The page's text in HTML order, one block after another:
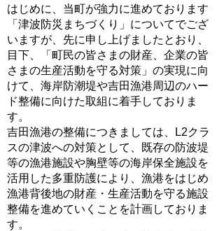
はじめに、当町が強力に進めております
「津波防災まちづくり」についてでござ
いますが、先に申し上げましたとおり、
目下、「町民の皆さまの財産、企業の皆
さまの生産活動を守る対策」の実現に向
けて、海岸防潮堤や吉田漁港周辺のハー
ド整備に向けた取組に着手しておりま
す。
吉田漁港の整備につきましては、L2クラ
スの津波への対策として、既存の防波堤
等の漁港施設や胸壁等の海岸保全施設を
活用した多重防護により、漁港をはじめ
漁港背後地の財産・生産活動を守る施設
整備を進めていくことを計画しておりま
す。